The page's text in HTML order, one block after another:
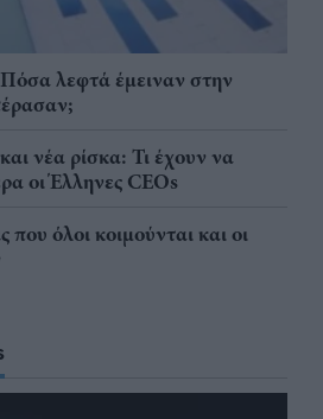
λεφτά έμειναν στην
νέα ρίσκα: Τι έχουν να
οι Έλληνες CEOs
όλοι κοιμούνται και οι